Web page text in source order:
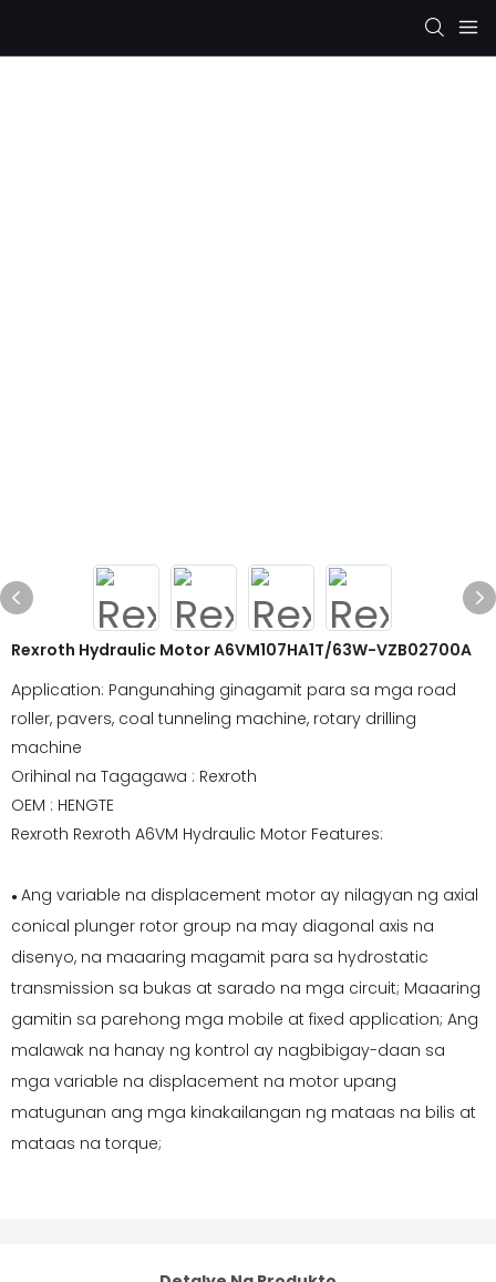
Rexroth Hydraulic Motor A6VM107HA1T/63W-VZB02700A
Application: Pangunahing ginagamit para sa mga road
roller, pavers, coal tunneling machine, rotary drilling
machine
Orihinal na Tagagawa : Rexroth
OEM : HENGTE
Rexroth Rexroth A6VM Hydraulic Motor Features:
● Ang variable na displacement motor ay nilagyan ng axial
conical plunger rotor group na may diagonal axis na
disenyo, na maaaring magamit para sa hydrostatic
transmission sa bukas at sarado na mga circuit; Maaaring
gamitin sa parehong mga mobile at fixed application; Ang
malawak na hanay ng kontrol ay nagbibigay-daan sa
mga variable na displacement na motor upang
matugunan ang mga kinakailangan ng mataas na bilis at
mataas na torque;